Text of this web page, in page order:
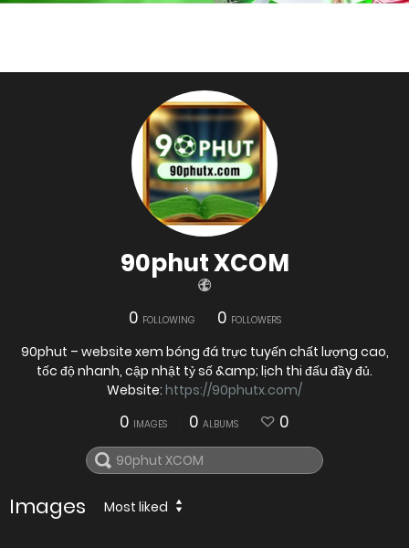
90phut XCOM
0 FOLLOWING 0 FOLLOWERS
90phut – website xem bóng đá trực tuyến chất lượng cao,
tốc độ nhanh, cập nhật tỷ số &amp; lịch thi đấu đầy đủ.
Website: https://90phutx.com/
0 IMAGES 0 ALBUMS 0
Images Most liked